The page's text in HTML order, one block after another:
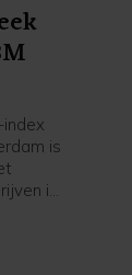
index
is
in